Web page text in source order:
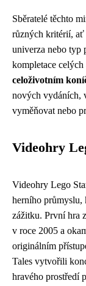
Sběratelé těchto
různých kritérií, ať
univerza nebo typ
kompletace
celoživotním
nových vydáních,
vyměňovat nebo
Videohry
Videohry Lego
herního průmyslu,
zážitku. První hra
v roce 2005 a
originálním
Tales vytvořili
hravého prostředí